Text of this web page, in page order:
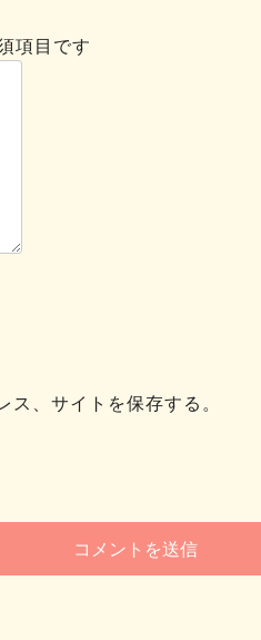
項目です
、サイトを保存する。